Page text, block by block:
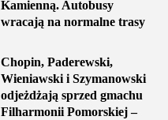
Kamienną. Autobusy
wracają na normalne trasy
Chopin, Paderewski,
Wieniawski i Szymanowski
odjeżdżają sprzed gmachu
Filharmonii Pomorskiej –